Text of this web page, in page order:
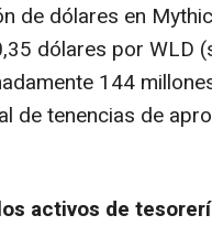
de dólares en
dólares por WLD
144
de tenencias de
activos de